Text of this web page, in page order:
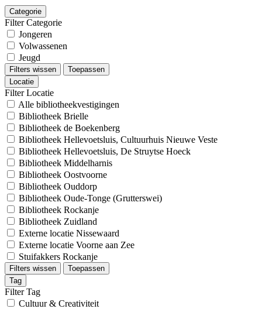
Categorie
Filter Categorie
Jongeren
Volwassenen
Jeugd
Filters wissen
Toepassen
Locatie
Filter Locatie
Alle bibliotheekvestigingen
Bibliotheek Brielle
Bibliotheek de Boekenberg
Bibliotheek Hellevoetsluis, Cultuurhuis Nieuwe Veste
Bibliotheek Hellevoetsluis, De Struytse Hoeck
Bibliotheek Middelharnis
Bibliotheek Oostvoorne
Bibliotheek Ouddorp
Bibliotheek Oude-Tonge (Grutterswei)
Bibliotheek Rockanje
Bibliotheek Zuidland
Externe locatie Nissewaard
Externe locatie Voorne aan Zee
Stuifakkers Rockanje
Filters wissen
Toepassen
Tag
Filter Tag
Cultuur & Creativiteit